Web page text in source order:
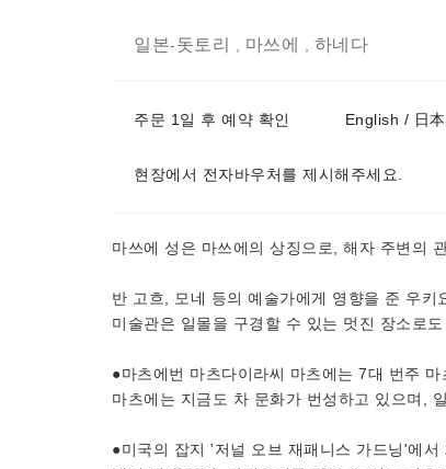
일본-돗토리 마쓰에 하네다
주문 1일 후 예약 확인 English / 日
현장에서 전자바우처를 제시해주세요.
마쓰에 성은 마쓰에의 상징으로, 해자 주변의
반 고흐, 모네 등의 예술가에게 영향을 준 우
미술관은 일몰을 구경할 수 있는 멋진 장소로도
●마츠에번 마츠다이라씨 마츠에는 7대 번주
마츠에는 지금도 차 문화가 번성하고 있으며,
●미국의 잡지 '저널 오브 재패니스 가드닝'에